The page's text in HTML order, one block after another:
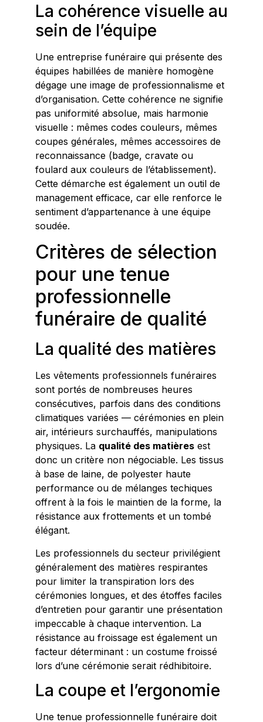
La cohérence visuelle au
sein de l’équipe
Une entreprise funéraire qui présente des
équipes habillées de manière homogène
dégage une image de professionnalisme et
d’organisation. Cette cohérence ne signifie
pas uniformité absolue, mais harmonie
visuelle : mêmes codes couleurs, mêmes
coupes générales, mêmes accessoires de
reconnaissance (badge, cravate ou
foulard aux couleurs de l’établissement).
Cette démarche est également un outil de
management efficace, car elle renforce le
sentiment d’appartenance à une équipe
soudée.
Critères de sélection
pour une tenue
professionnelle
funéraire de qualité
La qualité des matières
Les vêtements professionnels funéraires
sont portés de nombreuses heures
consécutives, parfois dans des conditions
climatiques variées — cérémonies en plein
air, intérieurs surchauffés, manipulations
physiques. La qualité des matières est
donc un critère non négociable. Les tissus
à base de laine, de polyester haute
performance ou de mélanges techiques
offrent à la fois le maintien de la forme, la
résistance aux frottements et un tombé
élégant.
Les professionnels du secteur privilégient
généralement des matières respirantes
pour limiter la transpiration lors des
cérémonies longues, et des étoffes faciles
d’entretien pour garantir une présentation
impeccable à chaque intervention. La
résistance au froissage est également un
facteur déterminant : un costume froissé
lors d’une cérémonie serait rédhibitoire.
La coupe et l’ergonomie
Une tenue professionnelle funéraire doit